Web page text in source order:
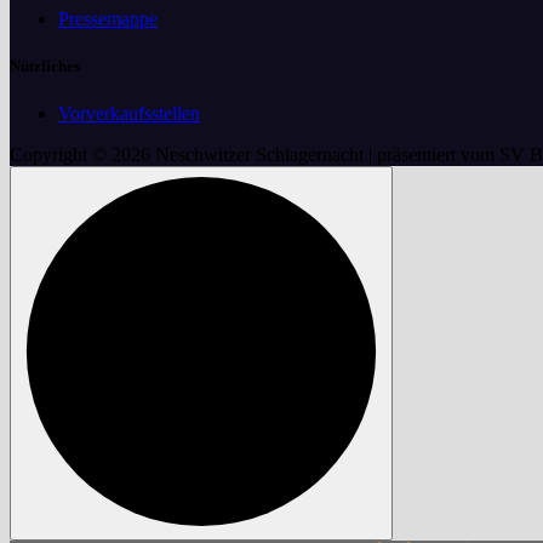
Pressemappe
Nützliches
Vorverkaufsstellen
Copyright © 2026 Neschwitzer Schlagernacht | präsentiert vom SV